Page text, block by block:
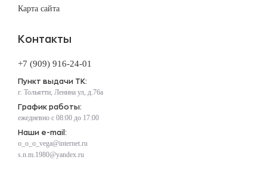
Карта сайта
Контакты
+7 (909) 916-24-01
Пункт выдачи ТК:
г. Тольятти, Ленина ул, д.76а
График работы:
ежедневно с 08:00 до 17:00
Наши e-mail:
o_o_o_vega@internet.ru
s.n.m.1980@yandex.ru